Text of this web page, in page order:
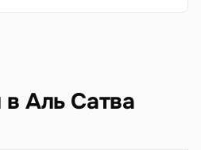
Аль Сатва